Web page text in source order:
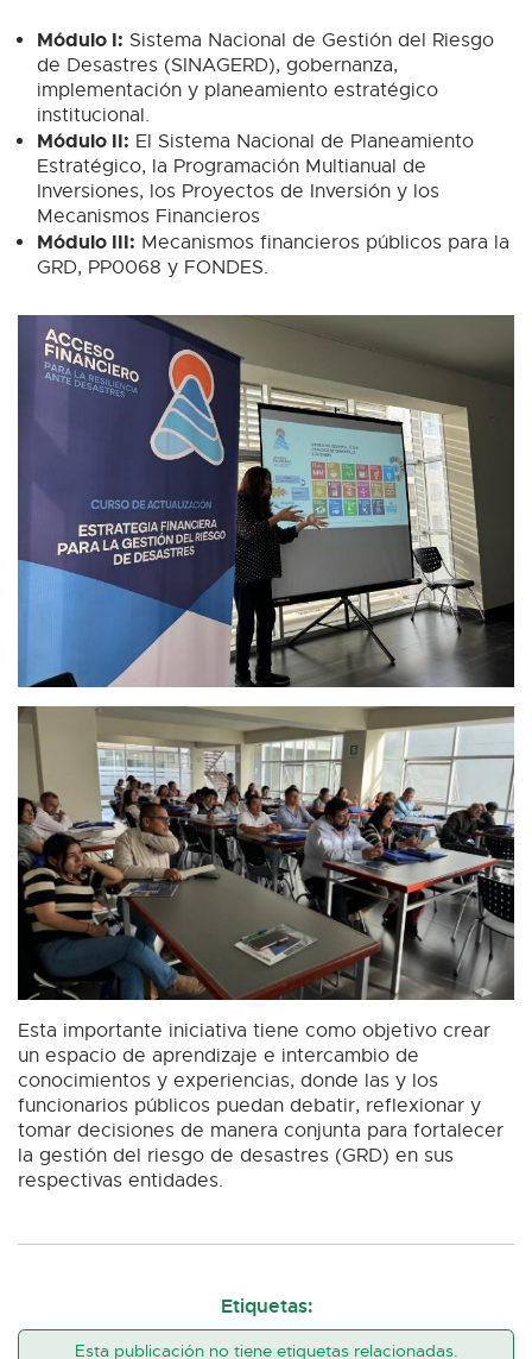
Módulo I: Sistema Nacional de Gestión del Riesgo
de Desastres (SINAGERD), gobernanza,
implementación y planeamiento estratégico
institucional.
Módulo II: El Sistema Nacional de Planeamiento
Estratégico, la Programación Multianual de
Inversiones, los Proyectos de Inversión y los
Mecanismos Financieros
Módulo III: Mecanismos financieros públicos para la
GRD, PP0068 y FONDES.
Esta importante iniciativa tiene como objetivo crear
un espacio de aprendizaje e intercambio de
conocimientos y experiencias, donde las y los
funcionarios públicos puedan debatir, reflexionar y
tomar decisiones de manera conjunta para fortalecer
la gestión del riesgo de desastres (GRD) en sus
respectivas entidades.
Etiquetas:
Esta publicación no tiene etiquetas relacionadas.